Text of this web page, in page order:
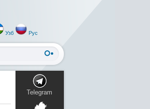
Узб Рус
Telegram